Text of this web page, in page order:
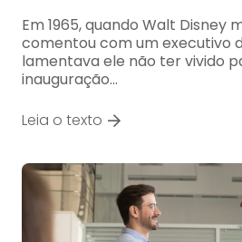
Em 1965, quando Walt Disney
comentou com um executivo
lamentava ele não ter vivido
inauguração…
Leia o texto